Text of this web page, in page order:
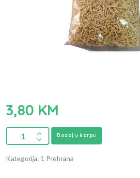
3,80 KM
Dodaj u korpu
Kategorija: 1 Prehrana